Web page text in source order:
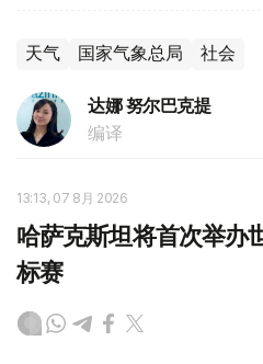
天气 国家气象总局 社会
达娜 努尔巴克提
编译
13:13, 07 8月 2026
哈萨克斯坦将首次举办
标赛